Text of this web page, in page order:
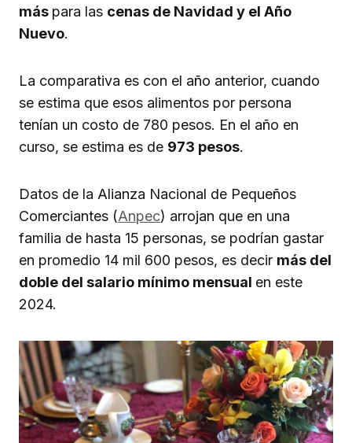
más para las cenas de Navidad y el Año
Nuevo.
La comparativa es con el año anterior, cuando
se estima que esos alimentos por persona
tenían un costo de 780 pesos. En el año en
curso, se estima es de 973 pesos.
Datos de la Alianza Nacional de Pequeños
Comerciantes (Anpec) arrojan que en una
familia de hasta 15 personas, se podrían gastar
en promedio 14 mil 600 pesos, es decir más del
doble del salario mínimo mensual en este
2024.